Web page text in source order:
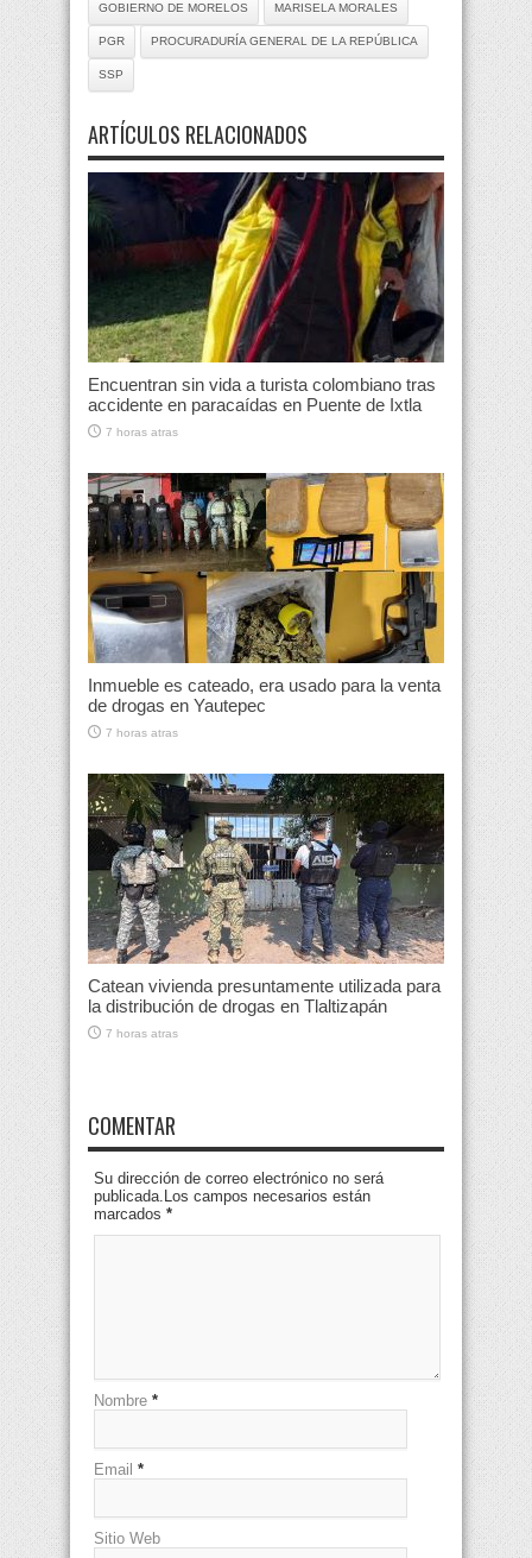
GOBIERNO DE MORELOS MARISELA MORALES
PGR PROCURADURÍA GENERAL DE LA REPÚBLICA
SSP
ARTÍCULOS RELACIONADOS
Encuentran sin vida a turista colombiano tras
accidente en paracaídas en Puente de Ixtla
7 horas atras
Inmueble es cateado, era usado para la venta
de drogas en Yautepec
7 horas atras
Catean vivienda presuntamente utilizada para
la distribución de drogas en Tlaltizapán
7 horas atras
COMENTAR
Su dirección de correo electrónico no será
publicada.Los campos necesarios están
marcados *
Nombre *
Email *
Sitio Web